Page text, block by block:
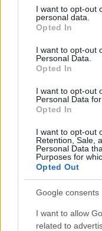
not limited to your
grant or deny
use your data for
consent section.
I want to opt-out
personal data.
Opted In
I want to opt-out
Personal Data.
Opted In
I want to opt-out
Personal Data
Opted In
I want to opt-out
Retention, Sale,
Personal Data
Purposes for
Opted Out
Google consents
I want to allow
related to
sajtónapján: Mészáros
az F1-es paddockból.
előző hírek
Hallgasd meg
legfrissebb